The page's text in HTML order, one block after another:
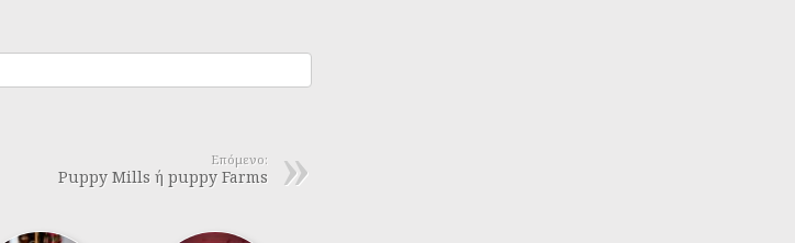
Επόμενο:
Puppy Mills ή puppy Farms